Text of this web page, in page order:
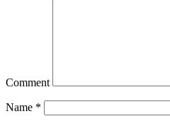
Comment
Name *